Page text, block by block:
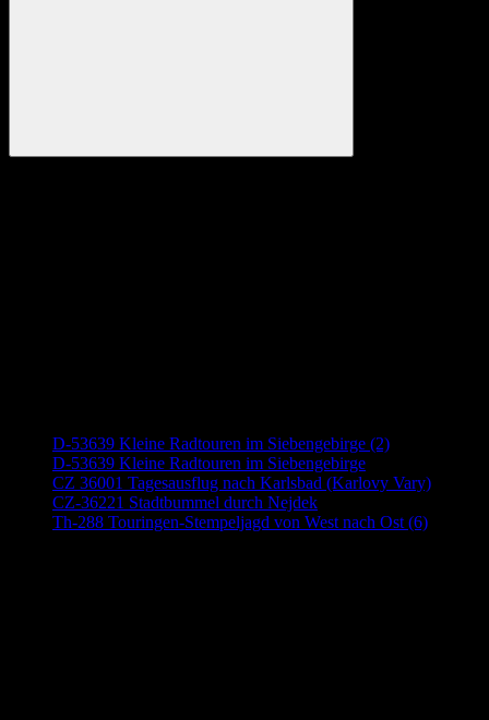
Suchen
D-53639 Kleine Radtouren im Siebengebirge (2)
D-53639 Kleine Radtouren im Siebengebirge
CZ 36001 Tagesausflug nach Karlsbad (Karlovy Vary)
CZ-36221 Stadtbummel durch Nejdek
Th-288 Touringen-Stempeljagd von West nach Ost (6)